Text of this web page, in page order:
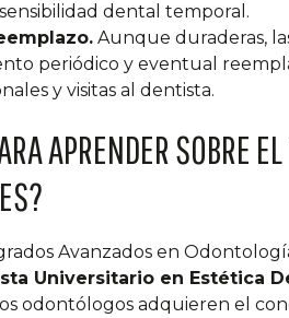
dental temporal.
Aunque duraderas,
periódico y eventual
y visitas al dentista.
APRENDER SOBRE
Avanzados en
Universitario en Estética
odontólogos adquieren el